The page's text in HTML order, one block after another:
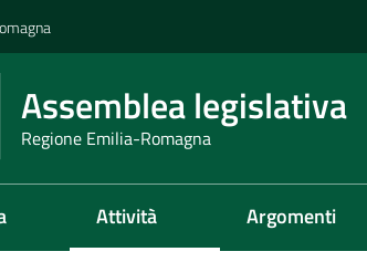
Assemblea legislativa
Regione Emilia-Romagna
Attività Argomenti